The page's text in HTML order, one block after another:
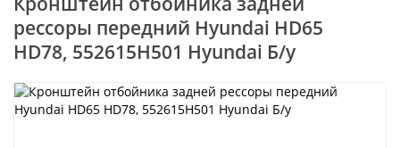
рессоры передний Hyundai HD65
HD78, 552615H501 Hyundai Б/у